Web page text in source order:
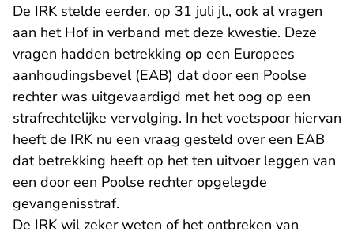
De IRK stelde eerder, op 31 juli jl., ook al vragen
aan het Hof in verband met deze kwestie. Deze
vragen hadden betrekking op een Europees
aanhoudingsbevel (EAB) dat door een Poolse
rechter was uitgevaardigd met het oog op een
strafrechtelijke vervolging. In het voetspoor hiervan
heeft de IRK nu een vraag gesteld over een EAB
dat betrekking heeft op het ten uitvoer leggen van
een door een Poolse rechter opgelegde
gevangenisstraf.
De IRK wil zeker weten of het ontbreken van